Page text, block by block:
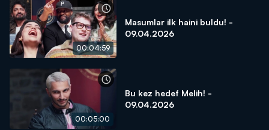
00:04:59
Masumlar ilk haini buldu! -
09.04.2026
00:05:00
Bu kez hedef Melih! -
09.04.2026